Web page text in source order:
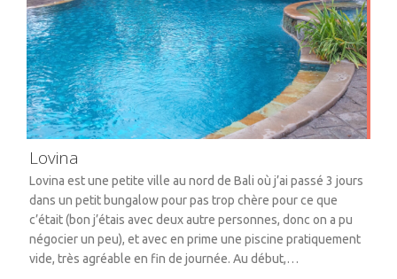
Lovina
Lovina est une petite ville au nord de Bali où j’ai passé 3 jours
dans un petit bungalow pour pas trop chère pour ce que
c’était (bon j’étais avec deux autre personnes, donc on a pu
négocier un peu), et avec en prime une piscine pratiquement
vide, très agréable en fin de journée. Au début,…